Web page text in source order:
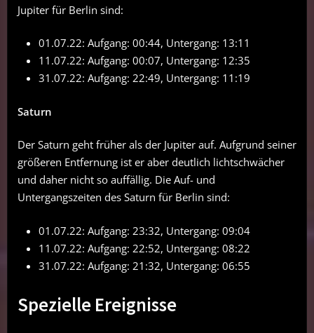
Jupiter für Berlin sind:
01.07.22: Aufgang: 00:44, Untergang: 13:11
11.07.22: Aufgang: 00:07, Untergang: 12:35
31.07.22: Aufgang: 22:49, Untergang: 11:19
Saturn
Der Saturn geht früher als der Jupiter auf. Aufgrund seiner
größeren Entfernung ist er aber deutlich lichtschwächer
und daher nicht so auffällig. Die Auf- und
Untergangszeiten des Saturn für Berlin sind:
01.07.22: Aufgang: 23:32, Untergang: 09:04
11.07.22: Aufgang: 22:52, Untergang: 08:22
31.07.22: Aufgang: 21:32, Untergang: 06:55
Spezielle Ereignisse